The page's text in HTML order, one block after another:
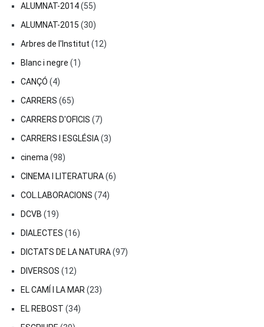
ALUMNAT-2014(55)
ALUMNAT-2015 (30)
Arbres de l'Institut (12)
Blanc i negre (1)
CANÇÓ (4)
CARRERS (65)
CARRERS D'OFICIS (7)
CARRERS I ESGLÉSIA(3)
cinema (98)
CINEMA I LITERATURA(6)
COL.LABORACIONS (74)
DCVB (19)
DIALECTES (16)
DICTATS DE LA NATURA(97)
DIVERSOS (12)
EL CAMÍ I LA MAR (23)
EL REBOST (34)